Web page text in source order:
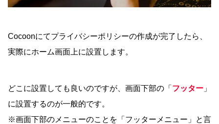
Cocoonにてプライバシーポリシーの作成が完了したら、
実際にホーム画面上に設置します。
どこに設置しても良いのですが、画面下部の「 フッター 」
に設置するのが一般的です。
※画面下部のメニューのことを「フッターメニュー」と言